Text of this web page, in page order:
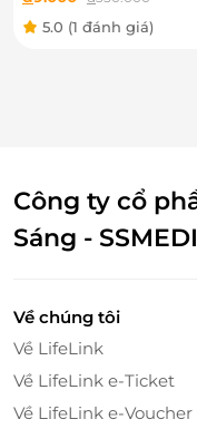
chịu lực rất cao.
có thể ăn nhai bình
mẻ hay răng bị mài
răng.
vụ Triệt lông nách
5.0 (1 đánh giá)
Công ty cổ
Sáng -
Về chúng tôi
Về LifeLink
Về LifeLink e-Ticket
Về LifeLink e-Voucher